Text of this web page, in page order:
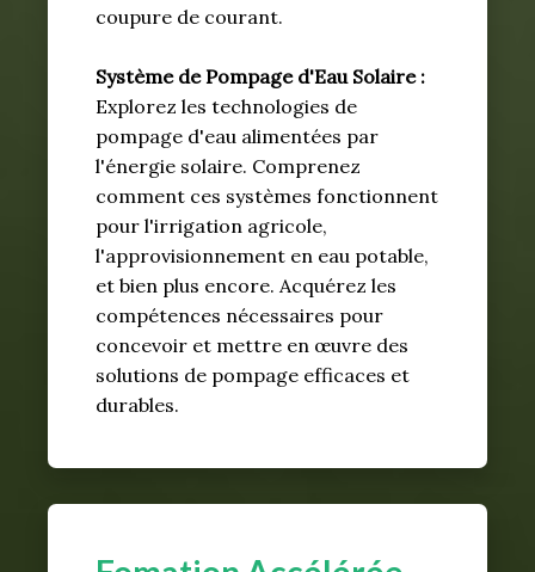
coupure de courant.
Système de Pompage d'Eau Solaire :
Explorez les technologies de
pompage d'eau alimentées par
l'énergie solaire. Comprenez
comment ces systèmes fonctionnent
pour l'irrigation agricole,
l'approvisionnement en eau potable,
et bien plus encore. Acquérez les
compétences nécessaires pour
concevoir et mettre en œuvre des
solutions de pompage efficaces et
durables.